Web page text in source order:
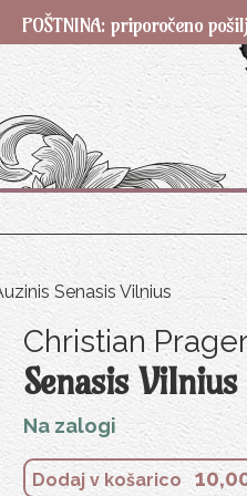
priporočeno
Senasis Vilnius
Christian
Senasis Vilnius
Na zalogi
Dodaj v košarico